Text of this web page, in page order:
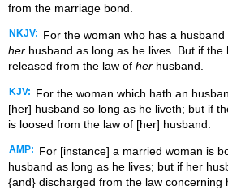
from the marriage bond.
NKJV:
For the woman who has a
her husband as long as he lives. But if the
released from the law of her husband.
KJV:
For the woman which hath an
[her] husband so long as he liveth; but if
is loosed from the law of [her] husband.
AMP:
For [instance] a married woman is
husband as long as he lives; but if her
{and} discharged from the law concerning